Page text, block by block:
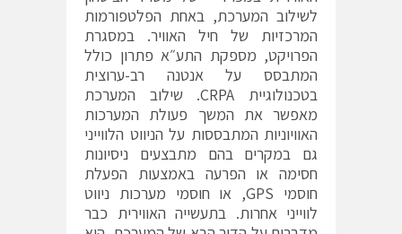
לשילוב המערכת, באחת הפלטפורמות
המרכזיות של חיל האוויר. במסגרת
הפרויקט, מספקת התע״א פתרון כולל
המתבסס על אנטנה רב-ערוצית
בטכנולוגיית CRPA. שילוב המערכת
מאפשר את המשך פעולת המערכות
האוויוניות המתבססות על הניווט הלווייני
גם במקרים בהם מתבצעים ניסיונות
חסימה או הפרעה באמצעות הפעלת
חוסמי GPS, או חוסמי מערכות ניווט
לווייני אחרות. בתעשייה האווירית כבר